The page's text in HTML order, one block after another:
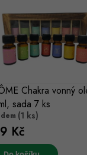
Chakra vonný
sada 7 ks
(1 ks)
Kč